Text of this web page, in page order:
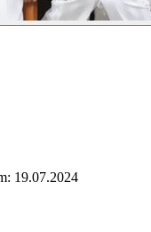
19.07.2024